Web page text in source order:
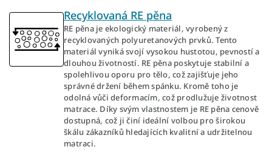
Recyklovaná RE pěna
RE pěna je ekologický materiál, vyrobený z
recyklovaných polyuretanových prvků. Tento
materiál vyniká svojí vysokou hustotou, pevností a
dlouhou životností. RE pěna poskytuje stabilní a
spolehlivou oporu pro tělo, což zajišťuje jeho
správné držení během spánku. Kromě toho je
odolná vůči deformacím, což prodlužuje životnost
matrace. Díky svým vlastnostem je RE pěna cenově
dostupná, což ji činí ideální volbou pro širokou
škálu zákazníků hledajících kvalitní a udržitelnou
matraci.